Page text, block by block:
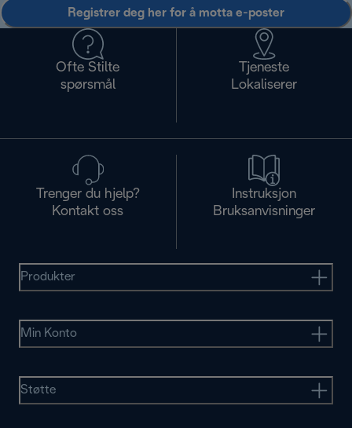
Registrer deg her for å motta e-poster
Ofte Stilte
spørsmål
Tjeneste
Lokaliserer
Trenger du hjelp?
Kontakt oss
Instruksjon
Bruksanvisninger
Produkter
Min Konto
Støtte